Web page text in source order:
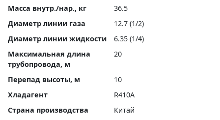
Масса внутр./нар., кг
36.5
Диаметр линии газа
12.7 (1/2)
Диаметр линии жидкости
6.35 (1/4)
Максимальная длина
трубопровода, м
20
Перепад высоты, м
10
Хладагент
R410A
Страна производства
Китай